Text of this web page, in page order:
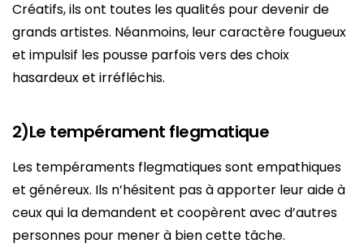
Créatifs, ils ont toutes les qualités pour devenir de
grands artistes. Néanmoins, leur caractère fougueux
et impulsif les pousse parfois vers des choix
hasardeux et irréfléchis.
2)Le tempérament flegmatique
Les tempéraments flegmatiques sont empathiques
et généreux. Ils n’hésitent pas à apporter leur aide à
ceux qui la demandent et coopèrent avec d’autres
personnes pour mener à bien cette tâche.